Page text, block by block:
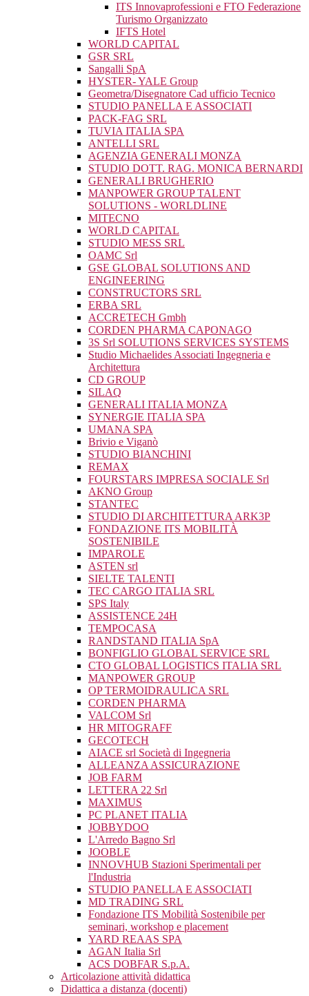
ITS Innovaprofessioni e FTO Federazione
Turismo Organizzato
IFTS Hotel
WORLD CAPITAL
GSR SRL
Sangalli SpA
HYSTER- YALE Group
Geometra/Disegnatore Cad ufficio Tecnico
STUDIO PANELLA E ASSOCIATI
PACK-FAG SRL
TUVIA ITALIA SPA
ANTELLI SRL
AGENZIA GENERALI MONZA
STUDIO DOTT. RAG. MONICA BERNARDI
GENERALI BRUGHERIO
MANPOWER GROUP TALENT
SOLUTIONS - WORLDLINE
MITECNO
WORLD CAPITAL
STUDIO MESS SRL
OAMC Srl
GSE GLOBAL SOLUTIONS AND
ENGINEERING
CONSTRUCTORS SRL
ERBA SRL
ACCRETECH Gmbh
CORDEN PHARMA CAPONAGO
3S Srl SOLUTIONS SERVICES SYSTEMS
Studio Michaelides Associati Ingegneria e
Architettura
CD GROUP
SILAQ
GENERALI ITALIA MONZA
SYNERGIE ITALIA SPA
UMANA SPA
Brivio e Viganò
STUDIO BIANCHINI
REMAX
FOURSTARS IMPRESA SOCIALE Srl
AKNO Group
STANTEC
STUDIO DI ARCHITETTURA ARK3P
FONDAZIONE ITS MOBILITÀ
SOSTENIBILE
IMPAROLE
ASTEN srl
SIELTE TALENTI
TEC CARGO ITALIA SRL
SPS Italy
ASSISTENCE 24H
TEMPOCASA
RANDSTAND ITALIA SpA
BONFIGLIO GLOBAL SERVICE SRL
CTO GLOBAL LOGISTICS ITALIA SRL
MANPOWER GROUP
OP TERMOIDRAULICA SRL
CORDEN PHARMA
VALCOM Srl
HR MITOGRAFF
GECOTECH
AIACE srl Società di Ingegneria
ALLEANZA ASSICURAZIONE
JOB FARM
LETTERA 22 Srl
MAXIMUS
PC PLANET ITALIA
JOBBYDOO
L'Arredo Bagno Srl
JOOBLE
INNOVHUB Stazioni Sperimentali per
l'Industria
STUDIO PANELLA E ASSOCIATI
MD TRADING SRL
Fondazione ITS Mobilità Sostenibile per
seminari, workshop e placement
YARD REAAS SPA
AGAN Italia Srl
ACS DOBFAR S.p.A.
Articolazione attività didattica
Didattica a distanza (docenti)